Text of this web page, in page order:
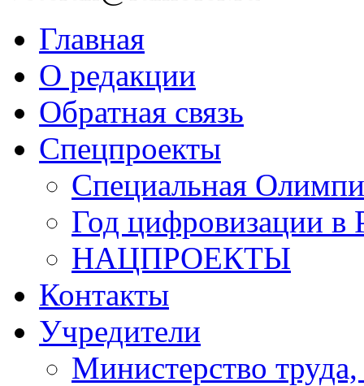
Главная
О редакции
Обратная связь
Спецпроекты
Специальная
Год цифровизации в
НАЦПРОЕКТЫ
Контакты
Учредители
Министерство